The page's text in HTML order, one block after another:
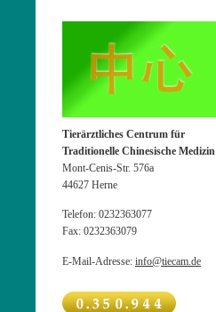
Tierärztliches Centrum für
Traditionelle Chinesische Medizin
Mont-Cenis-Str. 576a
44627 Herne
Telefon: 0232363077
Fax: 0232363079
E-Mail-Adresse: info@tiecam.de